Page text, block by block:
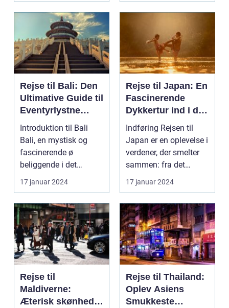
Rejse til Bali: Den
Ultimative Guide til
Eventyrlystne
Rejsende
Introduktion til Bali
Bali, en mystisk og
fascinerende ø
beliggende i det
smukke Indonesien,
har læ...
17 januar 2024
Rejse til Japan: En
Fascinerende
Dykkertur ind i det
Kejserlige Øst
Indføring Rejsen til
Japan er en oplevelse i
verdener, der smelter
sammen: fra det
traditionelle ti...
17 januar 2024
Rejse til
Maldiverne:
Æterisk skønhed
Rejse til Thailand:
Oplev Asiens
Smukkeste